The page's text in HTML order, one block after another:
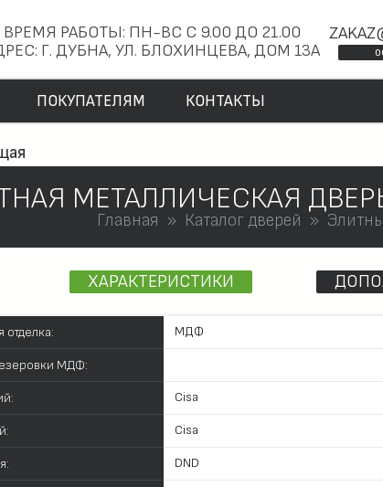
ВРЕМЯ РАБОТЫ: ПН-ВС С 9.00 ДО 21.00
Г. ДУБНА, УЛ. БЛОХИНЦЕВА, ДОМ 13А
ПОКУПАТЕЛЯМ КОНТАКТЫ
МЕТАЛЛИЧЕСКАЯ
Главная Каталог дверей
ХАРАКТЕРИСТИКИ
отделка: МДФ
МДФ:
Cisa
Cisa
DND